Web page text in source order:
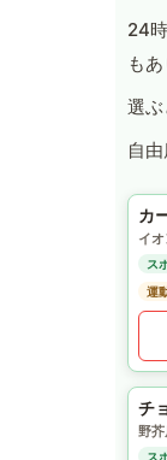
24
もあ
選
自
カ
イ
ス
運
チ
野
ス